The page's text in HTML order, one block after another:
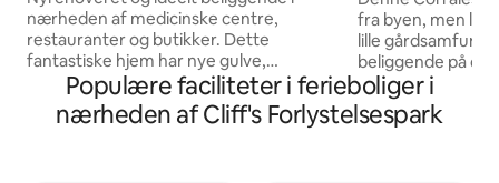
nærheden af medicinske centre,
restauranter og butikker. Dette
fantastiske hjem har nye gulve,
bordplader i granit og nye hvidevarer.
Bemærk, at denne bolig er udstyret med
en fordampningskøler. Dette er
fra byen, men
lille gårdsamfund
beliggende på
Acequia
gå/cykle til
vingårde,
Populære faciliteter i ferieboliger i
nærheden af Cliff's Forlystelsespark